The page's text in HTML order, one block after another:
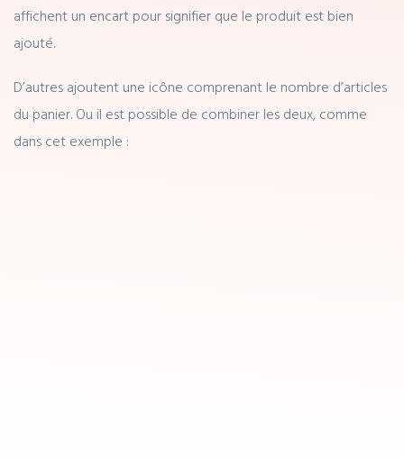
affichent un encart pour signifier que le produit est bien
ajouté.
D’autres ajoutent une icône comprenant le nombre d’articles
du panier. Ou il est possible de combiner les deux, comme
dans cet exemple :